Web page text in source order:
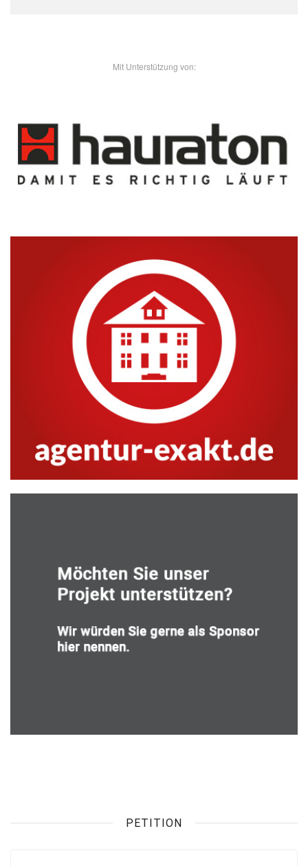
- Unsere Sponsoren -
PETITION